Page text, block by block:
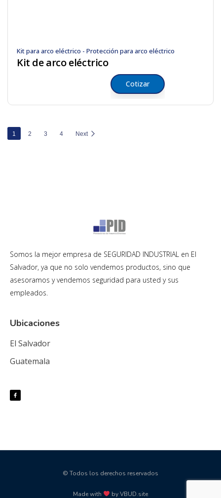
Kit para arco eléctrico - Protección para arco eléctrico
Kit de arco eléctrico
Cotizar
1 2 3 4 Next
Somos la mejor empresa de SEGURIDAD INDUSTRIAL en El
Salvador, ya que no solo vendemos productos, sino que
asesoramos y vendemos seguridad para usted y sus
empleados.
Ubicaciones
El Salvador
Guatemala
© Todos los derechos reservados
Made with by VBUD.site